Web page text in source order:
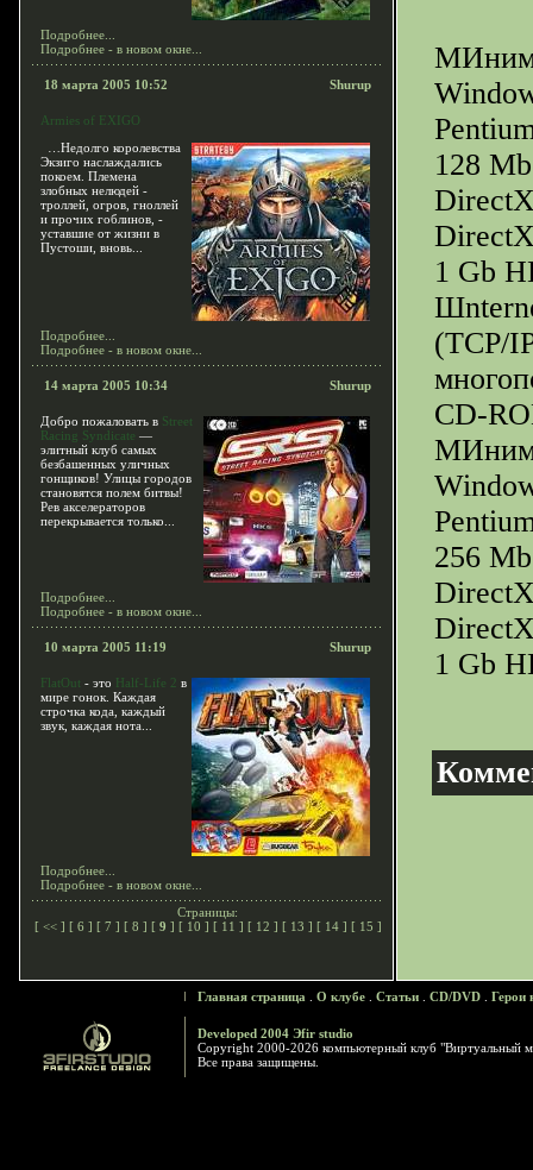
Подробнее...
Подробнее - в новом окне...
18 марта 2005 10:52 Shurup
Armies of EXIGO
…Недолго королевства
Экзиго наслаждались
покоем. Племена
злобных нелюдей -
троллей, огров, гноллей
и прочих гоблинов, -
уставшие от жизни в
Пустоши, вновь...
Подробнее...
Подробнее - в новом окне...
14 марта 2005 10:34 Shurup
Добро пожаловать в Street
Racing Syndicate —
элитный клуб самых
безбашенных уличных
гонщиков! Улицы городов
становятся полем битвы!
Рев акселераторов
перекрывается только...
Подробнее...
Подробнее - в новом окне...
10 марта 2005 11:19 Shurup
FlatOut - это Half-Life 2 в
мире гонок. Каждая
строчка кода, каждый
звук, каждая нота...
Подробнее...
Подробнее - в новом окне...
Страницы:
[ << ] [ 6 ] [ 7 ] [ 8 ] [ 9 ] [ 10 ] [ 11 ] [ 12 ] [ 13 ] [ 14 ] [ 15 ]
128
1 Gb
(TCP/
CD-
256
1 Gb
Главная страница О клубе Статьи CD/DVD Герои
Developed 2004 Эfir studio
Copyright 2000-2026 компьютерный клуб "Виртуальный
Все права защищены.